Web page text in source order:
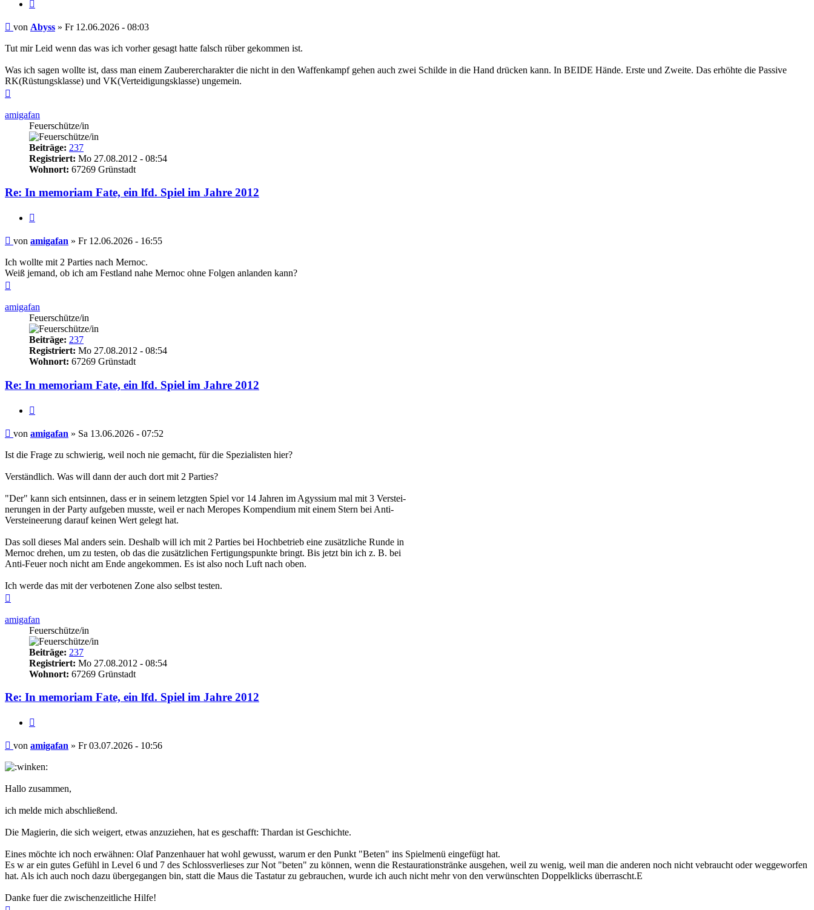
Beitrag
von Abyss » Fr 12.06.2026 - 08:03
Tut mir Leid wenn das was ich vorher gesagt hatte falsch rüber gekommen ist.
Was ich sagen wollte ist, dass man einem Zauberercharakter die nicht in den Waffenkampf gehen auch zwei Schilde in die Hand drücken kann. In BEIDE Hände. Erste und Zweite. Das erhöhte die Passive
RK(Rüstungsklasse) und VK(Verteidigungsklasse) ungemein.
amigafan
Feuerschütze/in
Beiträge: 237
Registriert: Mo 27.08.2012 - 08:54
Wohnort: 67269 Grünstadt
Re: In memoriam Fate, ein lfd. Spiel im Jahre 2012
Beitrag
von amigafan » Fr 12.06.2026 - 16:55
Ich wollte mit 2 Parties nach Mernoc.
Weiß jemand, ob ich am Festland nahe Mernoc ohne Folgen anlanden kann?
amigafan
Feuerschütze/in
Beiträge: 237
Registriert: Mo 27.08.2012 - 08:54
Wohnort: 67269 Grünstadt
Re: In memoriam Fate, ein lfd. Spiel im Jahre 2012
Beitrag
von amigafan » Sa 13.06.2026 - 07:52
Ist die Frage zu schwierig, weil noch nie gemacht, für die Spezialisten hier?
Verständlich. Was will dann der auch dort mit 2 Parties?
"Der" kann sich entsinnen, dass er in seinem letzgten Spiel vor 14 Jahren im Agyssium mal mit 3 Verstei-
nerungen in der Party aufgeben musste, weil er nach Meropes Kompendium mit einem Stern bei Anti-
Versteineerung darauf keinen Wert gelegt hat.
Das soll dieses Mal anders sein. Deshalb will ich mit 2 Parties bei Hochbetrieb eine zusätzliche Runde in
Mernoc drehen, um zu testen, ob das die zusätzlichen Fertigungspunkte bringt. Bis jetzt bin ich z. B. bei
Anti-Feuer noch nicht am Ende angekommen. Es ist also noch Luft nach oben.
Ich werde das mit der verbotenen Zone also selbst testen.
amigafan
Feuerschütze/in
Beiträge: 237
Registriert: Mo 27.08.2012 - 08:54
Wohnort: 67269 Grünstadt
Re: In memoriam Fate, ein lfd. Spiel im Jahre 2012
Beitrag
von amigafan » Fr 03.07.2026 - 10:56
Hallo zusammen,
ich melde mich abschließend.
Die Magierin, die sich weigert, etwas anzuziehen, hat es geschafft: Thardan ist Geschichte.
Eines möchte ich noch erwähnen: Olaf Panzenhauer hat wohl gewusst, warum er den Punkt "Beten" ins Spielmenü eingefügt hat.
Es w ar ein gutes Gefühl in Level 6 und 7 des Schlossverlieses zur Not "beten" zu können, wenn die Restaurationstränke ausgehen, weil zu wenig, weil man die anderen noch nicht vebraucht oder weggeworfen
hat. Als ich auch noch dazu übergegangen bin, statt die Maus die Tastatur zu gebrauchen, wurde ich auch nicht mehr von den verwünschten Doppelklicks überrascht.E
Danke fuer die zwischenzeitliche Hilfe!